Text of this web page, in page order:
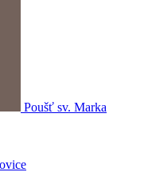
Poušť sv. Marka